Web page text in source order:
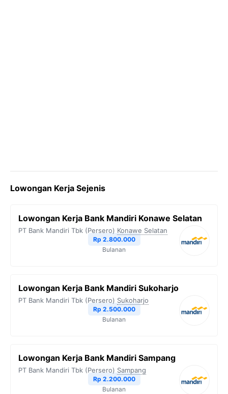
Lowongan Kerja Sejenis
Lowongan Kerja Bank Mandiri Konawe Selatan
PT Bank Mandiri Tbk (Persero) Konawe Selatan
Rp 2.800.000
Bulanan
Lowongan Kerja Bank Mandiri Sukoharjo
PT Bank Mandiri Tbk (Persero) Sukoharjo
Rp 2.500.000
Bulanan
Lowongan Kerja Bank Mandiri Sampang
PT Bank Mandiri Tbk (Persero) Sampang
Rp 2.200.000
Bulanan